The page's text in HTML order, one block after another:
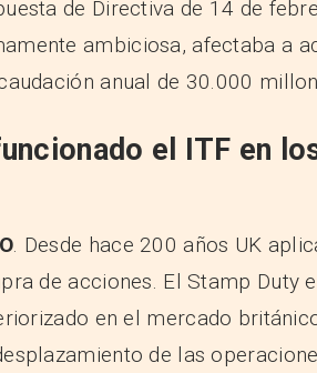
de Directiva de 14 de
ambiciosa, afectaba a
anual de 30.000
el ITF en
. Desde hace 200 años UK
de acciones. El Stamp Duty
en el mercado
de las